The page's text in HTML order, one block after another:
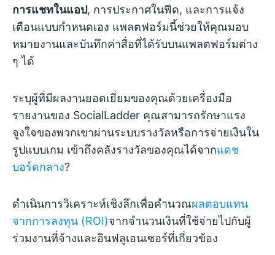
การแชทในแอป, การประกาศในฟีด, และการแจ้ง
เตือนแบบกำหนดเอง แพลตฟอร์มนี้ช่วยให้คุณมอบ
หมายงานและบันทึกค่าสื่อที่ได้รับบนแพลตฟอร์มต่าง
ๆ ได้
ระบุผู้ที่มีผลงานยอดเยี่ยมของคุณด้วยเครื่องมือ
รายงานของ SocialLadder คุณสามารถรักษาแรง
จูงใจของพวกเขาผ่านระบบรางวัลหรือการจ่ายเงินใน
รูปแบบเกม เข้าถึงคลังรางวัลของคุณได้จากแดช
บอร์ดกลาง?
ดำเนินการวิเคราะห์เชิงลึกเพื่อคำนวณผลตอบแทน
จากการลงทุน (ROI)จากจำนวนเงินที่ใช้จ่ายไปกับผู้
ร่วมงานที่จ้างและอินฟลูเอนเซอร์ที่เกี่ยวข้อง